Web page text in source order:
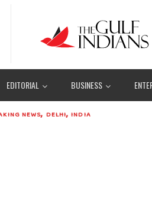
EDITORIAL BUSINESS
NEWS, DELHI,INDIA